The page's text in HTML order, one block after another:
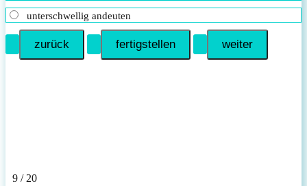
unterschwellig andeuten
9 / 20